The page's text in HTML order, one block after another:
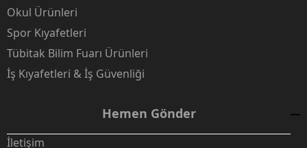
Okul Ürünleri
Spor Kıyafetleri
Tübitak Bilim Fuarı Ürünleri
İş Kıyafetleri & İş Güvenliği
Hemen Gönder
İletişim